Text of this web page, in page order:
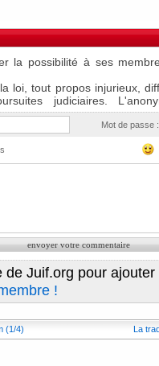
Mot de passe :
de Juif.org pour
!
(1/4) La